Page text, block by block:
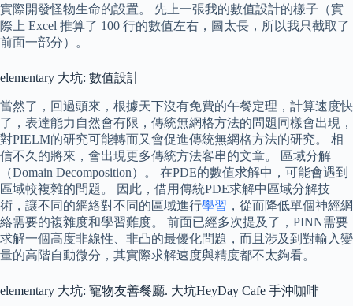
實際開發怪物生命的設置。 先上一張我的數值設計的樣子（實
際上 Excel 推算了 100 行的數值左右，圖太長，所以我只截取了
前面一部分）。
elementary 大坑: 數值設計
當然了，回過頭來，根據天下沒有免費的午餐定理，計算速度快
了，表達能力自然會有限，傳統無網格方法的問題同樣會出現，
對PIELM的研究可能轉而又會促進傳統無網格方法的研究。 相
信不久的將來，會出現更多傳統方法客串的文章。 區域分解
（Domain Decomposition）。 在PDE的數值求解中，可能會遇到
區域較複雜的問題。 因此，借用傳統PDE求解中區域分解技
術，讓不同的網絡對不同的區域進行學習 ，從而降低單個神經網
絡需要的複雜度和學習難度。 前面已經多次提及了，PINN需要
求解一個高度非線性、非凸的最優化問題，而且涉及到對輸入變
量的高階自動微分，其實際求解速度與精度都不太夠看。
elementary 大坑: 寵物友善餐廳. 大坑HeyDay Cafe 手沖咖啡